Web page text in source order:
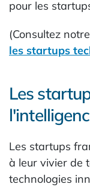
pour les
(Consultez
les startups
Les
Les startups
à leur vivier de
technologies